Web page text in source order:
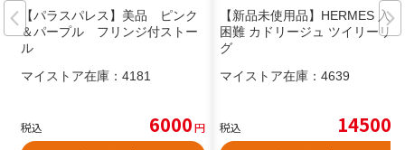
【パラスパレス】美品 ピンク
＆パープル フリンジ付ストー
ル
マイストア在庫： 4181
税込 6000円
【新品未使用品】HERMES 入手
困難 カドリージュ ツイリーリン
グ
マイストア在庫： 4639
税込 14500